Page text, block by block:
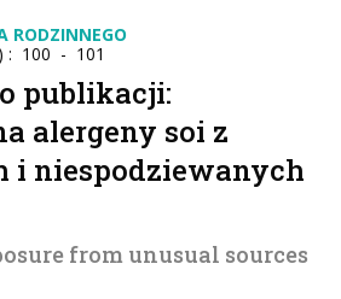
RODZINNEGO
) : 100 - 101
publikacji:
alergeny soi z
i niespodziewanych
from unusual sources